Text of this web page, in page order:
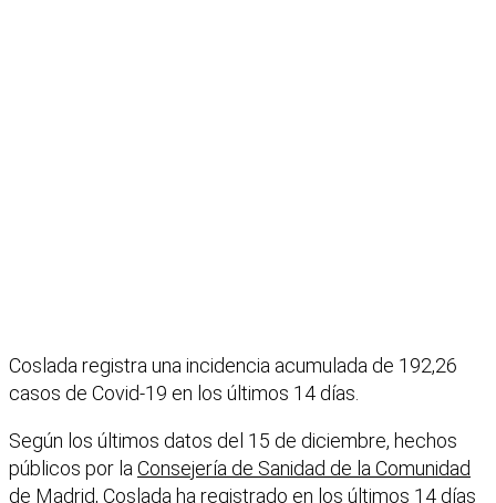
Coslada registra una incidencia acumulada de 192,26
casos de Covid-19 en los últimos 14 días.
Según los últimos datos del 15 de diciembre, hechos
públicos por laConsejería de Sanidad de la Comunidad
de Madrid, Coslada ha registrado en los últimos 14 días